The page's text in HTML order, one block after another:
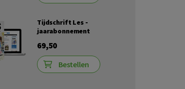
Tijdschrift Les -
jaarabonnement
69,50
Bestellen